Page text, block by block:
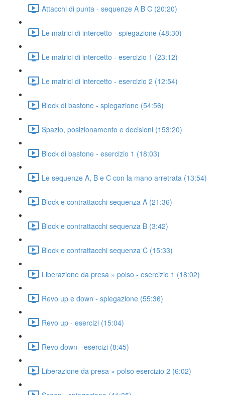
Attacchi di punta - sequenze A B C (20:20)
Le matrici di intercetto - spiegazione (48:30)
Le matrici di intercetto - esercizio 1 (23:12)
Le matrici di intercetto - esercizio 2 (12:54)
Block di bastone - spiegazione (54:56)
Spazio, posizionamento e decisioni (153:20)
Block di bastone - esercizio 1 (18:03)
Le sequenze A, B e C con la mano arretrata (13:54)
Block e contrattacchi sequenza A (21:36)
Block e contrattacchi sequenza B (3:42)
Block e contrattacchi sequenza C (15:33)
Liberazione da presa » polso - esercizio 1 (18:02)
Revo up e down - spiegazione (55:36)
Revo up - esercizi (15:04)
Revo down - esercizi (8:45)
Liberazione da presa » polso esercizio 2 (6:02)